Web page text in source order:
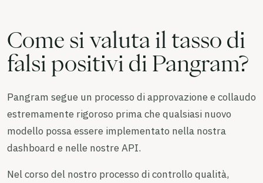
Come si valuta il tasso di
falsi positivi di Pangram?
Pangram segue un processo di approvazione e collaudo
estremamente rigoroso prima che qualsiasi nuovo
modello possa essere implementato nella nostra
dashboard e nelle nostre API.
Nel corso del nostro processo di controllo qualità,